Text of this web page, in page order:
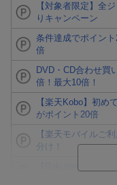
【対象者限定】全
りキャンペーン
条件達成でポイン
倍
DVD・CD合わせ買
倍！最大10倍！
【楽天Kobo】初め
がポイント20倍
【楽天モバイルご
分け！